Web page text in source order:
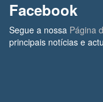
Facebook
Segue a nossa Página
principais notícias e